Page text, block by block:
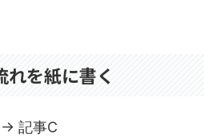
を紙に書く
記事C